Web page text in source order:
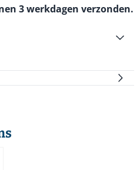
3 werkdagen verzonden.